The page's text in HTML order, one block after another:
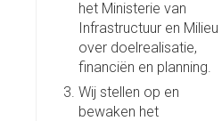
het Ministerie van
Infrastructuur en Milieu
over doelrealisatie,
financiën en planning.
Wij stellen op en
bewaken het